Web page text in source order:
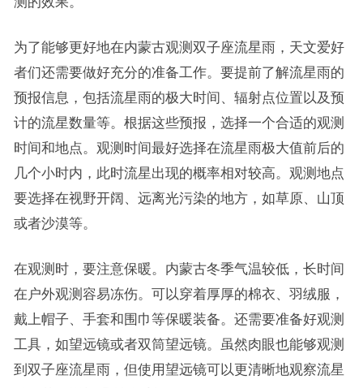
为了能够更好地在内蒙古观测双子座流星雨，天文爱好
者们还需要做好充分的准备工作。要提前了解流星雨的
预报信息，包括流星雨的极大时间、辐射点位置以及预
计的流星数量等。根据这些预报，选择一个合适的观测
时间和地点。观测时间最好选择在流星雨极大值前后的
几个小时内，此时流星出现的概率相对较高。观测地点
要选择在视野开阔、远离光污染的地方，如草原、山顶
或者沙漠等。
在观测时，要注意保暖。内蒙古冬季气温较低，长时间
在户外观测容易冻伤。可以穿着厚厚的棉衣、羽绒服，
戴上帽子、手套和围巾等保暖装备。还需要准备好观测
工具，如望远镜或者双筒望远镜。虽然肉眼也能够观测
到双子座流星雨，但使用望远镜可以更清晰地观察流星